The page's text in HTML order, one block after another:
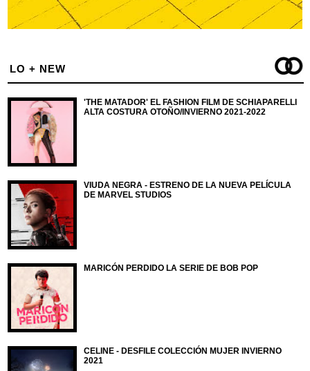
LO + NEW
'THE MATADOR' EL FASHION FILM DE SCHIAPARELLI
ALTA COSTURA OTOÑO/INVIERNO 2021-2022
VIUDA NEGRA - ESTRENO DE LA NUEVA PELÍCULA
DE MARVEL STUDIOS
MARICÓN PERDIDO LA SERIE DE BOB POP
CELINE - DESFILE COLECCIÓN MUJER INVIERNO
2021